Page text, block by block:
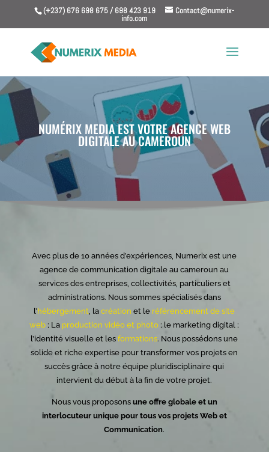
(+237) 676 698 675 / 698 423 919 Contact@numerix-
info.com
NUMÉRIX MEDIA EST VOTRE AGENCE WEB
DIGITALE AU CAMEROUN
Avec plus de 10 années d’expériences, Numerix est une
agence de communication digitale au cameroun au
services des entreprises, collectivités, particuliers et
administrations. Nous sommes spécialisés dans
l’ hébergement, lacréation et le référencement de site
web ; La production vidéo et photo ; le marketing digital ;
l’identité visuelle et lesformations. Nous possédons une
solide et riche expertise pour transformer vos projets en
succès grâce à notre équipe pluridisciplinaire qui
intervient du début à la fin de votre projet.
Nous vous proposons une offre globale et un
interlocuteur unique pour tous vos projets Web et
Communication.